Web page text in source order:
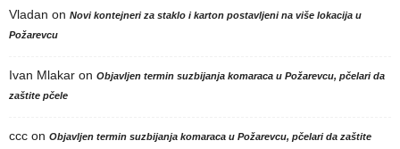
Vladan on Novi kontejneri za staklo i karton postavljeni na više lokacija u
Požarevcu
Ivan Mlakar on Objavljen termin suzbijanja komaraca u Požarevcu, pčelari da
zaštite pčele
ccc on Objavljen termin suzbijanja komaraca u Požarevcu, pčelari da zaštite